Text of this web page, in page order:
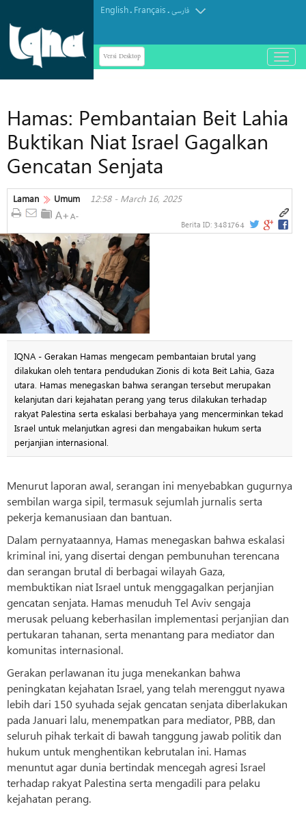
English. Français.فارسی
Versi Desktop
باز
و
منو
Hamas: Pembantaian Beit Lahia
Buktikan Niat Israel Gagalkan
Gencatan Senjata
Laman Umum 12:58 - March 16, 2025
Berita ID: 3481764
IQNA - Gerakan Hamas mengecam pembantaian brutal yang
dilakukan oleh tentara pendudukan Zionis di kota Beit Lahia, Gaza
utara. Hamas menegaskan bahwa serangan tersebut merupakan
kelanjutan dari kejahatan perang yang terus dilakukan terhadap
rakyat Palestina serta eskalasi berbahaya yang mencerminkan tekad
Israel untuk melanjutkan agresi dan mengabaikan hukum serta
perjanjian internasional.
Menurut laporan awal, serangan ini menyebabkan gugurnya
sembilan warga sipil, termasuk sejumlah jurnalis serta
pekerja kemanusiaan dan bantuan.
Dalam pernyataannya, Hamas menegaskan bahwa eskalasi
kriminal ini, yang disertai dengan pembunuhan terencana
dan serangan brutal di berbagai wilayah Gaza,
membuktikan niat Israel untuk menggagalkan perjanjian
gencatan senjata. Hamas menuduh Tel Aviv sengaja
merusak peluang keberhasilan implementasi perjanjian dan
pertukaran tahanan, serta menantang para mediator dan
komunitas internasional.
Gerakan perlawanan itu juga menekankan bahwa
peningkatan kejahatan Israel, yang telah merenggut nyawa
lebih dari 150 syuhada sejak gencatan senjata diberlakukan
pada Januari lalu, menempatkan para mediator, PBB, dan
seluruh pihak terkait di bawah tanggung jawab politik dan
hukum untuk menghentikan kebrutalan ini. Hamas
menuntut agar dunia bertindak mencegah agresi Israel
terhadap rakyat Palestina serta mengadili para pelaku
kejahatan perang.